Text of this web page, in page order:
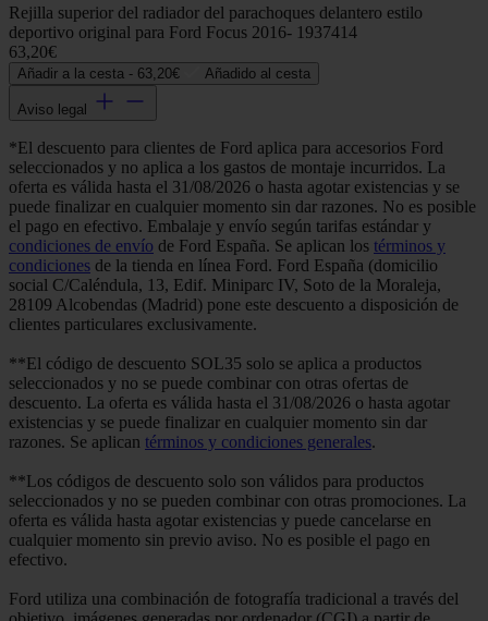
Rejilla superior del radiador del parachoques delantero estilo
deportivo original para Ford Focus 2016- 1937414
63,20€
Añadir a la cesta - 63,20€ Añadido al cesta
Aviso legal
*El descuento para clientes de Ford aplica para accesorios Ford
seleccionados y no aplica a los gastos de montaje incurridos. La
oferta es válida hasta el 31/08/2026 o hasta agotar existencias y se
puede finalizar en cualquier momento sin dar razones. No es posible
el pago en efectivo. Embalaje y envío según tarifas estándar y
condiciones de envío de Ford España. Se aplican los términos y
condiciones de la tienda en línea Ford. Ford España (domicilio
social C/Caléndula, 13, Edif. Miniparc IV, Soto de la Moraleja,
28109 Alcobendas (Madrid) pone este descuento a disposición de
clientes particulares exclusivamente.
**El código de descuento SOL35 solo se aplica a productos
seleccionados y no se puede combinar con otras ofertas de
descuento. La oferta es válida hasta el 31/08/2026 o hasta agotar
existencias y se puede finalizar en cualquier momento sin dar
razones. Se aplican términos y condiciones generales.
**Los códigos de descuento solo son válidos para productos
seleccionados y no se pueden combinar con otras promociones. La
oferta es válida hasta agotar existencias y puede cancelarse en
cualquier momento sin previo aviso. No es posible el pago en
efectivo.
Ford utiliza una combinación de fotografía tradicional a través del